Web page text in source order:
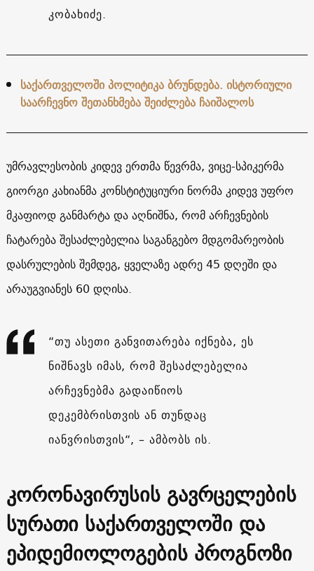
კობახიძე.
საქართველოში პოლიტიკა ბრუნდება. ისტორიული
საარჩევნო შეთანხმება შეიძლება ჩაიშალოს
უმრავლესობის კიდევ ერთმა წევრმა, ვიცე-სპიკერმა
გიორგი კახიანმა კონსტიტუციური ნორმა კიდევ უფრო
მკაფიოდ განმარტა და აღნიშნა, რომ არჩევნების
ჩატარება შესაძლებელია საგანგებო მდგომარეობის
დასრულების შემდეგ, ყველაზე ადრე 45 დღეში და
არაუგვიანეს 60 დღისა.
“თუ ასეთი განვითარება იქნება, ეს
ნიშნავს იმას, რომ შესაძლებელია
არჩევნებმა გადაიწიოს
დეკემბრისთვის ან თუნდაც
იანვრისთვის“, – ამბობს ის.
კორონავირუსის გავრცელების
სურათი საქართველოში და
ეპიდემიოლოგების პროგნოზი